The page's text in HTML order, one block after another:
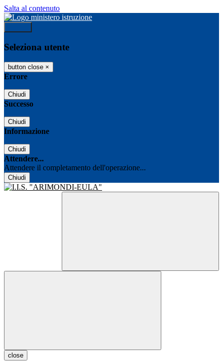
Salta al contenuto
Seleziona utente
button close ×
Errore
Chiudi
Successo
Chiudi
Informazione
Chiudi
Attendere...
Attendere il completamento dell'operazione...
Chiudi
close